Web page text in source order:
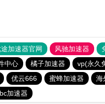
加速器官网 风驰加速器
中心 橘子加速器 vp(永久
优云666 蜜蜂加速器 海
加速器